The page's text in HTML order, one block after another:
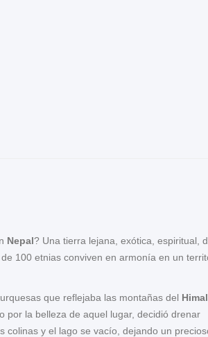
Nepal? Una tierra lejana, exótica, espiritual,
100 etnias conviven en armonía en un
que reflejaba las montañas del
por la belleza de aquel lugar, decidió drenar
colinas y el lago se vacío, dejando un